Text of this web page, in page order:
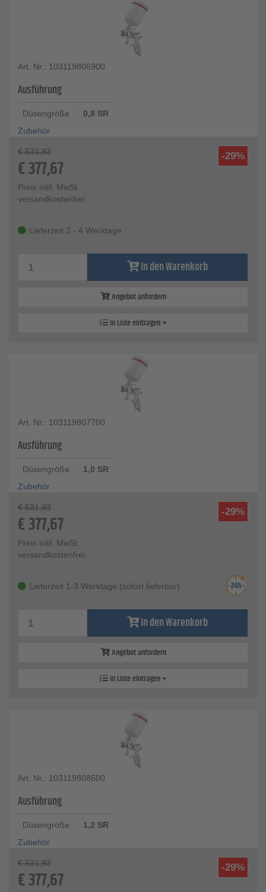
Art. Nr.: 103119806900
Ausführung
Düsengröße
0,8 SR
Zubehör
-29%
€ 531,93
€377,67
Preis inkl. MwSt.
versandkostenfrei
Lieferzeit 2 - 4 Werktage
In den Warenkorb
Angebot anfordern
In Liste eintragen
Art. Nr.: 103119807700
Ausführung
Düsengröße
1,0 SR
Zubehör
-29%
€ 531,93
€377,67
Preis inkl. MwSt.
versandkostenfrei
Lieferzeit 1-3 Werktage (sofort lieferbar)
In den Warenkorb
Angebot anfordern
In Liste eintragen
Art. Nr.: 103119808500
Ausführung
Düsengröße
1,2 SR
Zubehör
-29%
€ 531,93
€377,67